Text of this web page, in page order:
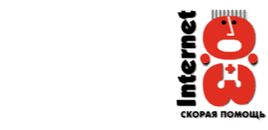
Internet
Скорая помощь